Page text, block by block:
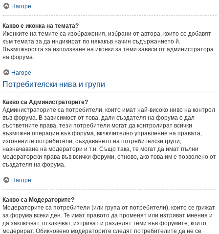
Нагоре
Какво е иконка на темата?
Иконките на темите са изображения, избрани от автора, които се добавят
към темата за да индикират по някакъв начин съдържанието й.
Възможността за използване на иконки за теми зависи от администратора
на форума.
Нагоре
Потребителски нива и групи
Какво са Администраторите?
Администраторите са потребители, които имат най-високо ниво на контрол
във форума. В зависимост от това, дали създателя на форума е дал
съответните права, тези потребители могат да контролират всички
възможни операции във форума, включително управление на правата,
изгонените потребители, създаването на потребителски групи,
назначаване на модератори и т.н. Също така, те могат да имат пълни
модераторски права във всички форуми, отново, ако това им е позволено от
създателя на форума.
Нагоре
Какво са Модераторите?
Модераторите са потребители (или група от потребители), които се грижат
за форума всеки ден. Те имат правото да променят или изтриват мнения и
да заключват, отключват, изтриват и разделят теми във форумите, които
модерират. Обикновено модераторите следят потребителите да не се